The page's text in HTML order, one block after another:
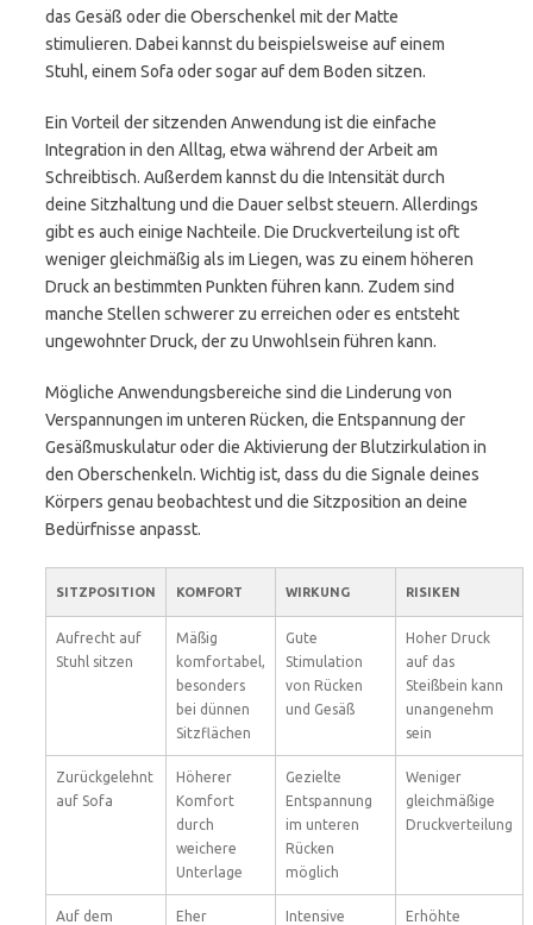
das Gesäß oder die Oberschenkel mit der Matte
stimulieren. Dabei kannst du beispielsweise auf einem
Stuhl, einem Sofa oder sogar auf dem Boden sitzen.
Ein Vorteil der sitzenden Anwendung ist die einfache
Integration in den Alltag, etwa während der Arbeit am
Schreibtisch. Außerdem kannst du die Intensität durch
deine Sitzhaltung und die Dauer selbst steuern. Allerdings
gibt es auch einige Nachteile. Die Druckverteilung ist oft
weniger gleichmäßig als im Liegen, was zu einem höheren
Druck an bestimmten Punkten führen kann. Zudem sind
manche Stellen schwerer zu erreichen oder es entsteht
ungewohnter Druck, der zu Unwohlsein führen kann.
Mögliche Anwendungsbereiche sind die Linderung von
Verspannungen im unteren Rücken, die Entspannung der
Gesäßmuskulatur oder die Aktivierung der Blutzirkulation in
den Oberschenkeln. Wichtig ist, dass du die Signale deines
Körpers genau beobachtest und die Sitzposition an deine
Bedürfnisse anpasst.
SITZPOSITION KOMFORT WIRKUNG RISIKEN
Aufrecht auf
Stuhl sitzen
Mäßig
komfortabel,
besonders
bei dünnen
Sitzflächen
Gute
Stimulation
von Rücken
und Gesäß
Hoher Druck
auf das
Steißbein kann
unangenehm
sein
Zurückgelehnt
auf Sofa
Höherer
Komfort
durch
weichere
Unterlage
Gezielte
Entspannung
im unteren
Rücken
möglich
Weniger
gleichmäßige
Druckverteilung
Auf dem
Eher
Intensive
Erhöhte